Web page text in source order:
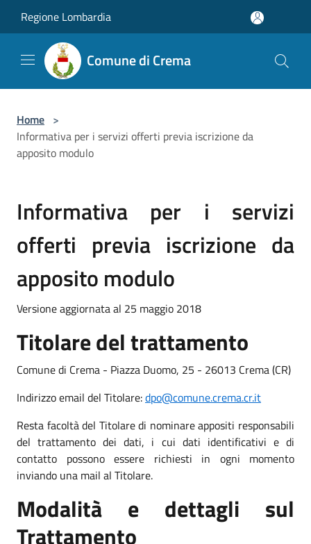
Regione Lombardia
Comune di Crema
Home >
Informativa per i servizi offerti previa iscrizione da
apposito modulo
Informativa per i servizi
offerti previa iscrizione da
apposito modulo
Versione aggiornata al 25 maggio 2018
Titolare del trattamento
Comune di Crema - Piazza Duomo, 25 - 26013 Crema (CR)
Indirizzo email del Titolare:dpo@comune.crema.cr.it
Resta facoltà del Titolare di nominare appositi responsabili
del trattamento dei dati, i cui dati identificativi e di
contatto possono essere richiesti in ogni momento
inviando una mail al Titolare.
Modalità e dettagli sul
Trattamento